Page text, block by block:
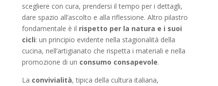
scegliere con cura, prendersi il tempo per i dettagli,
dare spazio all’ascolto e alla riflessione. Altro pilastro
fondamentale è il rispetto per la natura e i suoi
cicli: un principio evidente nella stagionalità della
cucina, nell’artigianato che rispetta i materiali e nella
promozione di un consumo consapevole.
La convivialità, tipica della cultura italiana,